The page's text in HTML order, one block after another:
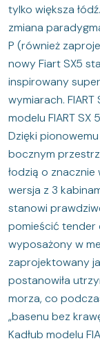
tylko większa
zmiana
P (również
nowy Fiart SX5
inspirowany
wymiarach.
modelu FIART
Dzięki
bocznym
łodzią o znacznie
wersja z 3
stanowi
pomieścić tender
wyposażony w
zaprojektowany
postanowiła
morza, co
„basenu bez
Kadłub modelu